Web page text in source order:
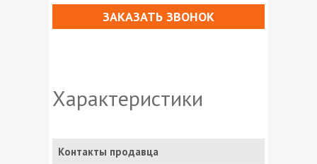
ЗАКАЗАТЬ ЗВОНОК
Характеристики
Контакты продавца